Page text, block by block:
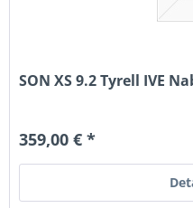
SON XS 9.2 Tyrell IVE
359,00 € *